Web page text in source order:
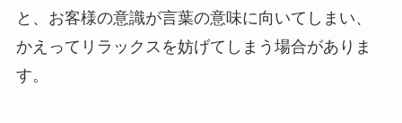
と、お客様の意識が言葉の意味に向いてしまい、
かえってリラックスを妨げてしまう場合がありま
す。